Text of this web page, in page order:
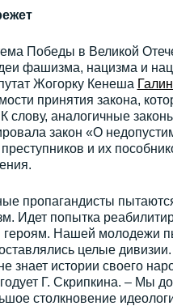
Победы в Великой
фашизма, нацизма и
Жогорку Кенеша
принятия закона,
слову, аналогичные
закон «О
и их
пропагандисты
Идет попытка
героям. Нашей молодежи
целые
знает истории своего
Г. Скрипкина. – Мы
столкновение